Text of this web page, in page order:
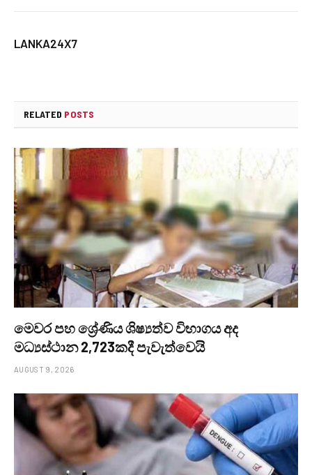
LANKA24X7
RELATED POSTS
මෙවර පහ ශ්‍රේණිය ශිෂ්‍යත්ව විභාගය අද
මධ්‍යස්ථාන 2,723කදී පැවැත්වෙයි
AUGUST 9, 2026